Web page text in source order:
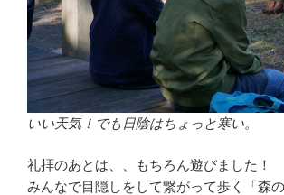
いい天気！でも日陰はちょっと寒い。
礼拝のあとは、、もちろん遊びました！
みんなで目隠しをして繋がって歩く「森